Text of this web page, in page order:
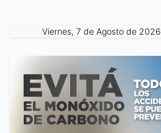
Viernes, 7 de Agosto de 2026